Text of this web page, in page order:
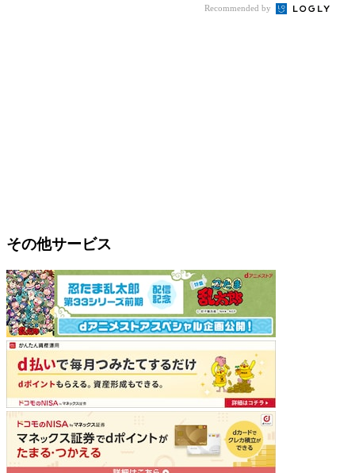
Recommended by
その他サービス